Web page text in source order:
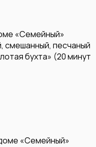
«Семейный»
смешанный, песчаный
бухта» (20 минут
«Семейный»